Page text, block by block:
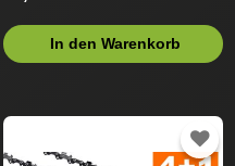
In den Warenkorb